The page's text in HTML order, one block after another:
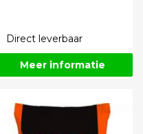
Direct leverbaar
Meer informatie